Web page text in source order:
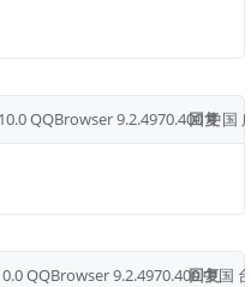
回复
QQBrowser 9.2.4970.400中国
回复
QQBrowser 9.2.4970.400中国